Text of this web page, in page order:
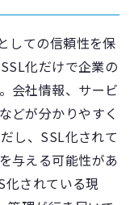
しての信頼性を保
化だけで企業の
会社情報、サービ
どが分かりやすく
し、SSL化されて
与える可能性があ
化されている現